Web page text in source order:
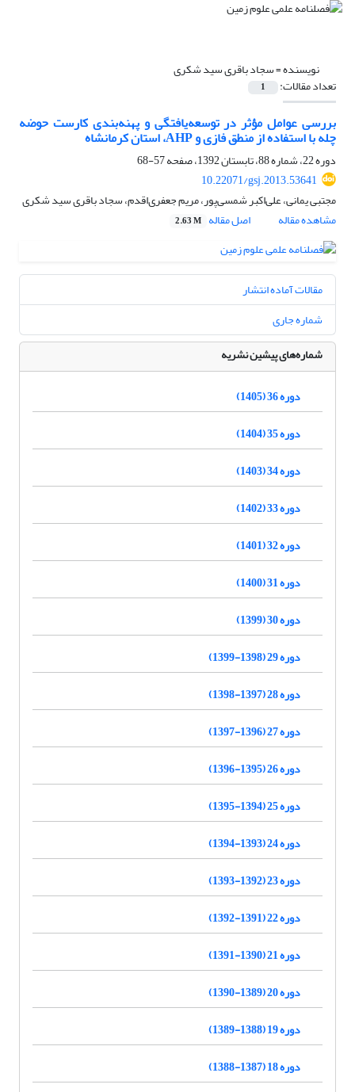
نویسنده =سجاد باقری سید شکری
تعداد مقالات: 1
بررسی عوامل مؤثر در توسعه‌یافتگی و پهنه‌بندی کارست حوضه
چله با استفاده از منطق فازی و AHP، استان کرمانشاه
دوره 22، شماره 88، تابستان 1392، صفحه
57-68
10.22071/gsj.2013.53641
مجتبی یمانی، علی‌اکبر شمسی‌پور، مریم جعفری‌اقدم، سجاد باقری سید شکری
مشاهده مقاله
اصل مقاله 2.63 M
مقالات آماده انتشار
شماره جاری
شماره‌های پیشین نشریه
دوره 36 (1405)
دوره 35 (1404)
دوره 34 (1403)
دوره 33 (1402)
دوره 32 (1401)
دوره 31 (1400)
دوره 30 (1399)
دوره 29 (1398-1399)
دوره 28 (1397-1398)
دوره 27 (1396-1397)
دوره 26 (1395-1396)
دوره 25 (1394-1395)
دوره 24 (1393-1394)
دوره 23 (1392-1393)
دوره 22 (1391-1392)
دوره 21 (1390-1391)
دوره 20 (1389-1390)
دوره 19 (1388-1389)
دوره 18 (1387-1388)